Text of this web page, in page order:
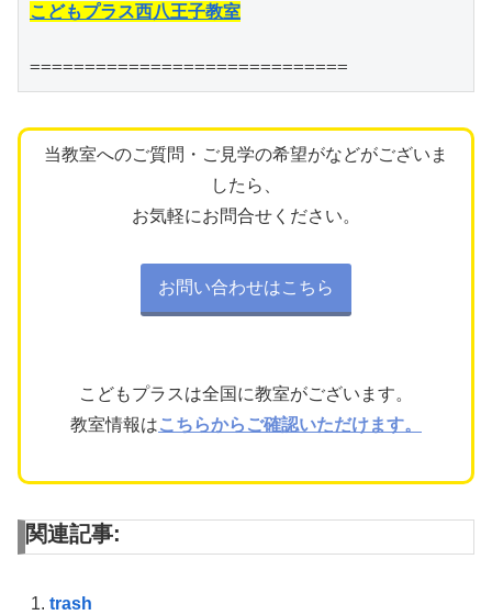
こどもプラス西八王子教室
=============================
当教室へのご質問・ご見学の希望がなどがございま
したら、
お気軽にお問合せください。
お問い合わせはこちら
こどもプラスは全国に教室がございます。
教室情報はこちらからご確認いただけます。
関連記事:
trash